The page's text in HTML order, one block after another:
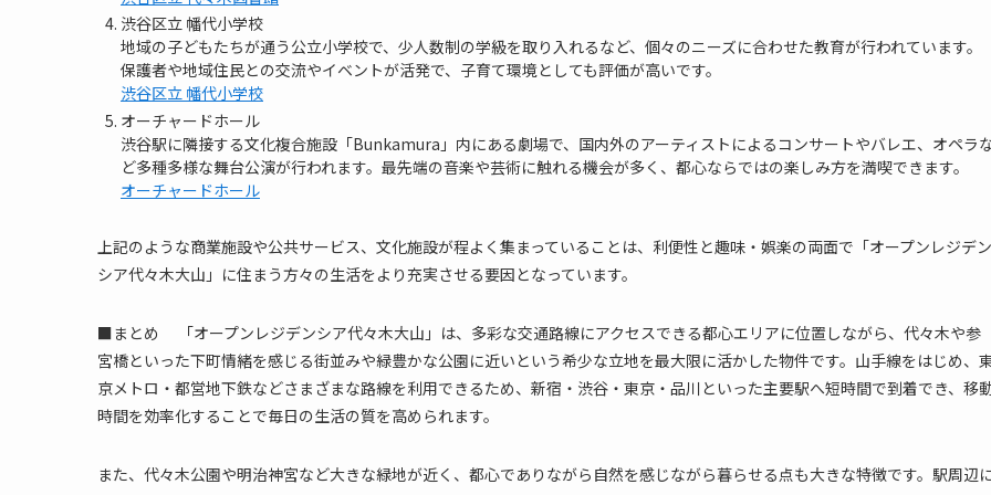
渋谷区立 幡代小学校
地域の子どもたちが通う公立小学校で、少人数制の学級を取り入れるなど、個々のニーズに合わせた教育が行われています。
保護者や地域住民との交流やイベントが活発で、子育て環境としても評価が高いです。
渋谷区立 幡代小学校
オーチャードホール
渋谷駅に隣接する文化複合施設「Bunkamura」内にある劇場で、国内外のアーティストによるコンサートやバレエ、オペラ
ど多種多様な舞台公演が行われます。最先端の音楽や芸術に触れる機会が多く、都心ならではの楽しみ方を満喫できます。
オーチャードホール
上記のような商業施設や公共サービス、文化施設が程よく集まっていることは、利便性と趣味・娯楽の両面で「オープンレジデン
シア代々木大山」に住まう方々の生活をより充実させる要因となっています。
■まとめ 「オープンレジデンシア代々木大山」は、多彩な交通路線にアクセスできる都心エリアに位置しながら、代々木や参
宮橋といった下町情緒を感じる街並みや緑豊かな公園に近いという希少な立地を最大限に活かした物件です。山手線をはじめ、
京メトロ・都営地下鉄などさまざまな路線を利用できるため、新宿・渋谷・東京・品川といった主要駅へ短時間で到着でき、移
時間を効率化することで毎日の生活の質を高められます。
また、代々木公園や明治神宮など大きな緑地が近く、都心でありながら自然を感じながら暮らせる点も大きな特徴です。駅周辺